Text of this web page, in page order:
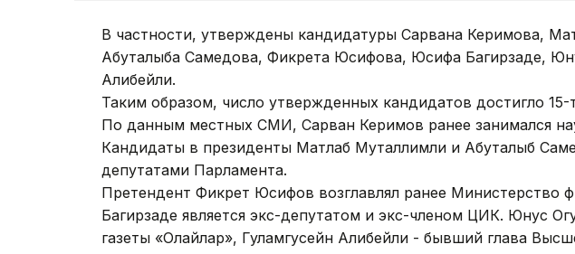
В частности, утверждены кандидатуры Сарвана Керимова,
Абуталыба Самедова, Фикрета Юсифова, Юсифа Багирзаде,
Алибейли.
Таким образом, число утвержденных кандидатов достигло 15-
По данным местных СМИ, Сарван Керимов ранее занимался
Кандидаты в президенты Матлаб Муталлимли и Абуталыб
депутатами Парламента.
Претендент Фикрет Юсифов возглавлял ранее Министерство
Багирзаде является экс-депутатом и экс-членом ЦИК. Юнус
газеты «Олайлар», Гуламгусейн Алибейли - бывший глава